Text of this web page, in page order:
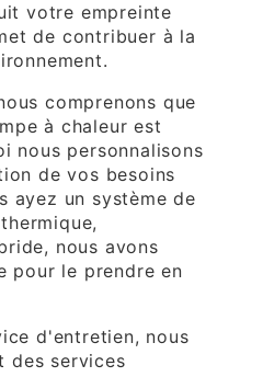
votre empreinte
de contribuer à la
comprenons que
à chaleur est
nous personnalisons
de vos besoins
ayez un système de
nous avons
pour le prendre en
d'entretien, nous
des services